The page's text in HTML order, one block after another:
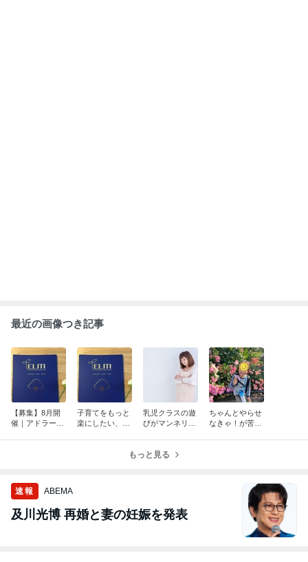
最近の画像つき記事
【募集】8月開
催｜アドラーEL
子育てをもっと
楽にしたい、人
乳児クラスの遊
びがマンネリし
ちゃんとやらせ
なきゃ！が苦し
もっと見る
速報 ABEMA
及川光博 再婚と妻の妊娠を発表